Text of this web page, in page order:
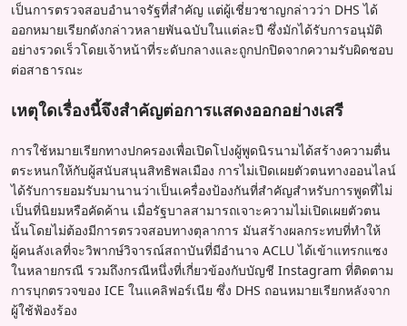
เป็นการตรวจสอบอำนาจรัฐที่สำคัญ แต่ผู้เชี่ยวชาญกล่าวว่า DHS ได้
ออกหมายเรียกดังกล่าวหลายพันฉบับในแต่ละปี ซึ่งมักได้รับการอนุมัติ
อย่างรวดเร็วโดยเจ้าหน้าที่ระดับกลางและถูกปกปิดจากความรับผิดชอบ
ต่อสาธารณะ
เหตุใดเรื่องนี้จึงสำคัญต่อการแสดงออกอย่างเสรี
การใช้หมายเรียกทางปกครองเพื่อเปิดโปงผู้พูดนิรนามได้สร้างความตื่น
ตระหนกให้กับผู้สนับสนุนสิทธิพลเมือง การไม่เปิดเผยตัวตนทางออนไลน์
ได้รับการยอมรับมานานว่าเป็นเครื่องป้องกันที่สำคัญสำหรับการพูดที่ไม่
เป็นที่นิยมหรือคัดค้าน เมื่อรัฐบาลสามารถเจาะความไม่เปิดเผยตัวตน
นั้นโดยไม่ต้องมีการตรวจสอบทางตุลาการ มันสร้างผลกระทบที่ทำให้
ผู้คนลังเลที่จะวิพากษ์วิจารณ์สถาบันที่มีอำนาจ ACLU ได้เข้าแทรกแซง
ในหลายกรณี รวมถึงกรณีหนึ่งที่เกี่ยวข้องกับบัญชี Instagram ที่ติดตาม
การบุกตรวจของ ICE ในแคลิฟอร์เนีย ซึ่ง DHS ถอนหมายเรียกหลังจาก
ผู้ใช้ฟ้องร้อง